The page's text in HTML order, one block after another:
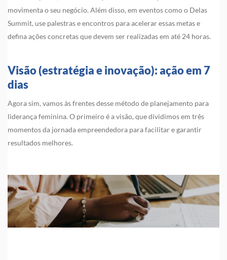
movimenta o seu negócio. Além disso, em eventos como o Delas
Summit, use palestras e encontros para acelerar essas metas e
defina ações concretas que devem ser realizadas em até 24 horas.
Visão (estratégia e inovação): ação em 7
dias
Agora sim, vamos às frentes desse método de planejamento para
liderança feminina. O primeiro é a visão, que dividimos em três
momentos da jornada empreendedora para facilitar e garantir
resultados melhores.